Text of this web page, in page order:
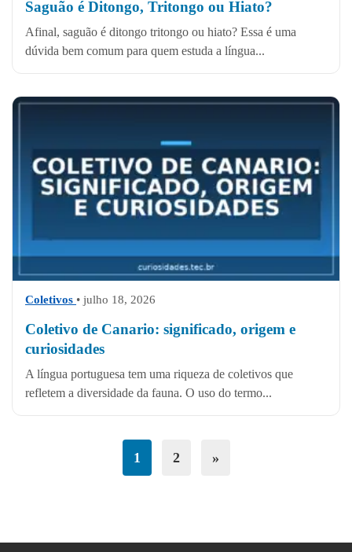
Saguão é Ditongo, Tritongo ou Hiato?
Afinal, saguão é ditongo tritongo ou hiato? Essa é uma
dúvida bem comum para quem estuda a língua...
Coletivos • julho 18, 2026
Coletivo de Canario: significado, origem e
curiosidades
A língua portuguesa tem uma riqueza de coletivos que
refletem a diversidade da fauna. O uso do termo...
1 2 »